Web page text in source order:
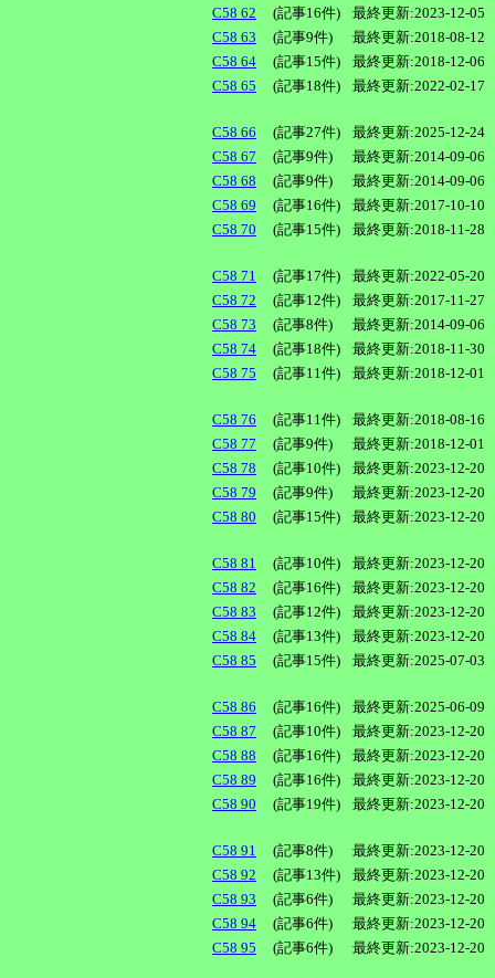
C58 62
(記事16件)
最終更新:2023-12-05
C58 63
(記事9件)
最終更新:2018-08-12
C58 64
(記事15件)
最終更新:2018-12-06
C58 65
(記事18件) 最終更新:2022-02-17
C58 66 (記事27件)
最終更新:2025-12-24
C58 67
(記事9件)
最終更新:2014-09-06
C58 68
(記事9件)
最終更新:2014-09-06
C58 69
(記事16件)
最終更新:2017-10-10
C58 70
(記事15件) 最終更新:2018-11-28
C58 71 (記事17件)
最終更新:2022-05-20
C58 72
(記事12件)
最終更新:2017-11-27
C58 73
(記事8件)
最終更新:2014-09-06
C58 74
(記事18件)
最終更新:2018-11-30
C58 75
(記事11件) 最終更新:2018-12-01
C58 76 (記事11件)
最終更新:2018-08-16
C58 77
(記事9件)
最終更新:2018-12-01
C58 78
(記事10件)
最終更新:2023-12-20
C58 79
(記事9件)
最終更新:2023-12-20
C58 80
(記事15件) 最終更新:2023-12-20
C58 81 (記事10件)
最終更新:2023-12-20
C58 82
(記事16件)
最終更新:2023-12-20
C58 83
(記事12件)
最終更新:2023-12-20
C58 84
(記事13件)
最終更新:2023-12-20
C58 85
(記事15件) 最終更新:2025-07-03
C58 86 (記事16件)
最終更新:2025-06-09
C58 87
(記事10件)
最終更新:2023-12-20
C58 88
(記事16件)
最終更新:2023-12-20
C58 89
(記事16件)
最終更新:2023-12-20
C58 90
(記事19件) 最終更新:2023-12-20
C58 91 (記事8件)
最終更新:2023-12-20
C58 92
(記事13件)
最終更新:2023-12-20
C58 93
(記事6件)
最終更新:2023-12-20
C58 94
(記事6件)
最終更新:2023-12-20
C58 95
(記事6件) 最終更新:2023-12-20